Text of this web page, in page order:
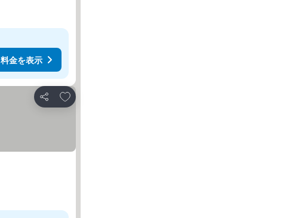
料金を表示
シェア
お気に入りに追加